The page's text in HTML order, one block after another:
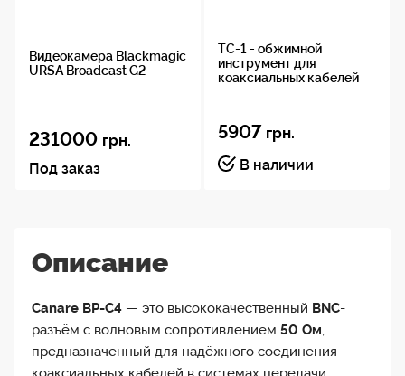
Видеокамера Blackmagic
URSA Broadcast G2
231000 грн.
Под заказ
TC-1 - обжимной
инструмент для
коаксиальных кабелей
5907 грн.
В наличии
Описание
Canare BP-C4 — это высококачественный BNC-
разъём с волновым сопротивлением 50 Ом,
предназначенный для надёжного соединения